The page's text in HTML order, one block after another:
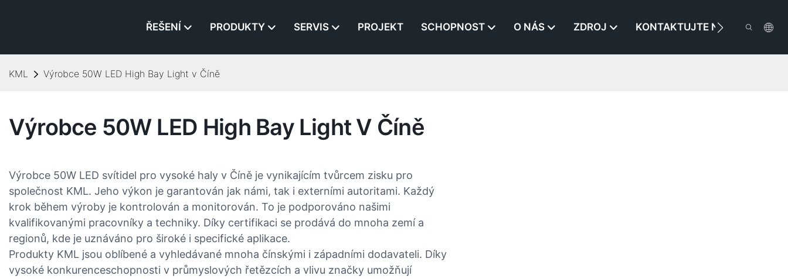
ŘEŠENÍ PRODUKTY SERVIS PROJEKT SCHOPNOST O NÁS ZDROJ KONTAKTUJTE NÁS
KML Výrobce 50W LED High Bay Light v Číně
Výrobce 50W LED High Bay Light V Číně
Výrobce 50W LED svítidel pro vysoké haly v Číně je vynikajícím tvůrcem zisku pro
společnost KML. Jeho výkon je garantován jak námi, tak i externími autoritami. Každý
krok během výroby je kontrolován a monitorován. To je podporováno našimi
kvalifikovanými pracovníky a techniky. Díky certifikaci se prodává do mnoha zemí a
regionů, kde je uznáváno pro široké i specifické aplikace.
Produkty KML jsou oblíbené a vyhledávané mnoha čínskými i západními dodavateli. Díky
vysoké konkurenceschopnosti v průmyslových řetězcích a vlivu značky umožňují